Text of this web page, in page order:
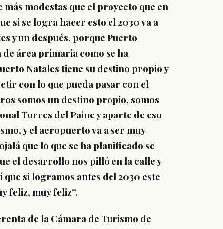
modestas que el proyecto que en
si se logra hacer esto el 2030 va a
y un después, porque Puerto
de área primaria como se ha
Natales tiene su destino propio y
con lo que pueda pasar con el
somos un destino propio, somos
Torres del Paine y aparte de eso
y el aeropuerto va a ser muy
que lo que se ha planificado se
el desarrollo nos pilló en la calle y
si logramos antes del 2030 este
feliz, muy feliz”.
de la Cámara de Turismo de